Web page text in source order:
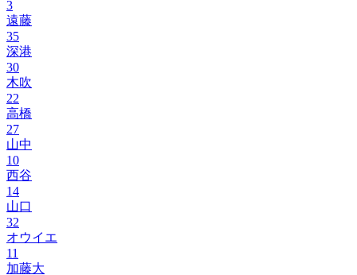
3
遠藤
35
深港
30
木吹
22
高橋
27
山中
10
西谷
14
山口
32
オウイエ
11
加藤大